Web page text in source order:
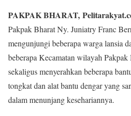
PAKPAK BHARAT,
Pakpak Bharat Ny. Juniatry Franc
mengunjungi beberapa warga lansia
beberapa Kecamatan wilayah
sekaligus menyerahkan beberapa
tongkat dan alat bantu dengar yang
dalam menunjang kesehariannya.